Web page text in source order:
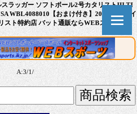
ラッガー ソフトボール2号カタリストIII TI
WBL4088010【おまけ付き】2026継続 ルイ
ト特約店 バット通販ならWEBスポーツ本
A:3/1/